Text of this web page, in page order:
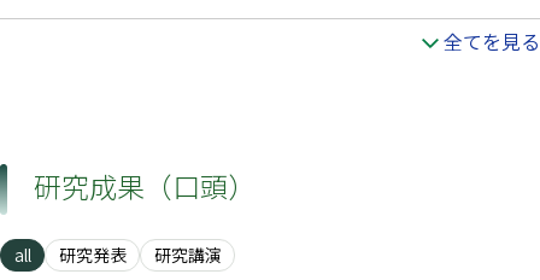
全てを見る
研究成果（口頭）
all 研究発表 研究講演